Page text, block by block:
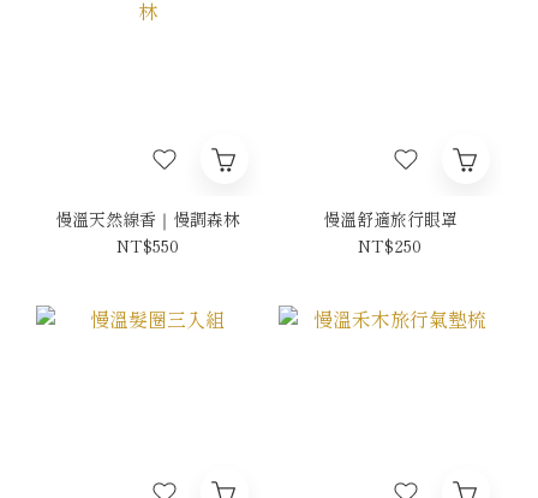
慢溫天然線香｜慢調森林
NT$550
慢溫舒適旅行眼罩
NT$250